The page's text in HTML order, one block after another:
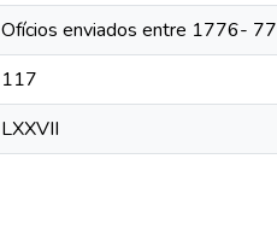
Ofícios enviados entre 1776- 77
117
LXXVII